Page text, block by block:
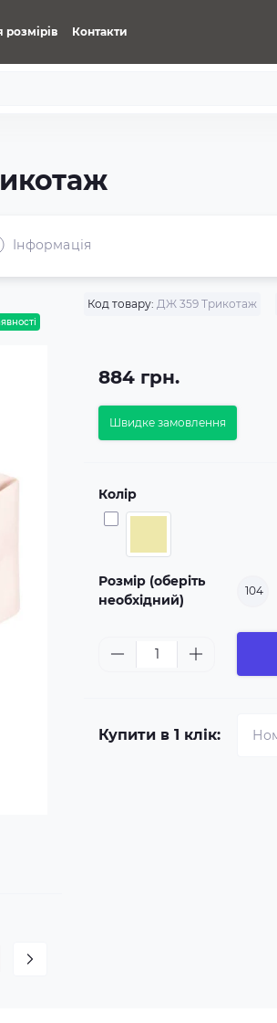
розмірів Контакти
Iнформація
Код товару: ДЖ 359 Трикотаж
884 грн.
Швидке замовлення
Колір
Розмір (оберіть
необхідний)
104
Купити в 1 клік: